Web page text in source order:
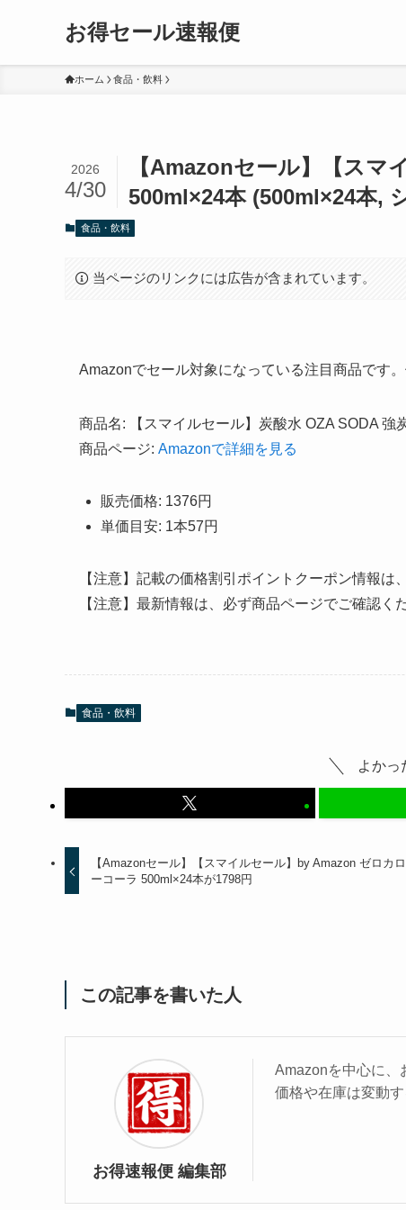
お得セール速報便
ホーム 食品・飲料
【Amazonセール】【スマ
500ml×24本 (500ml×24本,
2026
4/30
食品・飲料
当ページのリンクには広告が含まれています。
Amazonでセール対象になっている注目商品です
商品名: 【スマイルセール】炭酸水 OZA SODA 強
商品ページ: Amazonで詳細を見る
販売価格: 1376円
単価目安: 1本57円
【注意】記載の価格割引ポイントクーポン情報は
【注意】最新情報は、必ず商品ページでご確認く
食品・飲料
よかっ
【Amazonセール】【スマイルセール】by Amazon ゼロカロ
ーコーラ 500ml×24本が1798円
この記事を書いた人
お得速報便 編集部
Amazonを中心に、
価格や在庫は変動